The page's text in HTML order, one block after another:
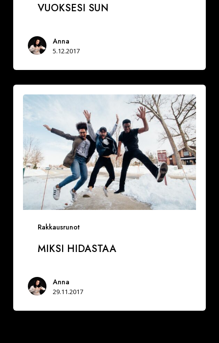
VUOKSESI SUN
Anna
5.12.2017
Rakkausrunot
hidastaa
MIKSI HIDASTAA
Anna
29.11.2017